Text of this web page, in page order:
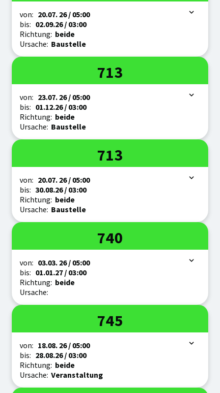
Zeitraum
von: 20.07. 26/ 05:00
bis: 02.09.26/ 03:00
Richtung: beide
Ursache: Baustelle
Linie
713
Zeitraum
von: 23.07. 26/ 05:00
bis: 01.12.26/ 03:00
Richtung: beide
Ursache: Baustelle
Linie
713
Zeitraum
von: 20.07. 26/ 05:00
bis: 30.08.26/ 03:00
Richtung: beide
Ursache: Baustelle
Linie
740
Zeitraum
von: 03.03. 26/ 05:00
bis: 01.01.27 / 03:00
Richtung: beide
Ursache:
Linie
745
Zeitraum
von: 18.08. 26/ 05:00
bis: 28.08.26/ 03:00
Richtung: beide
Ursache: Veranstaltung